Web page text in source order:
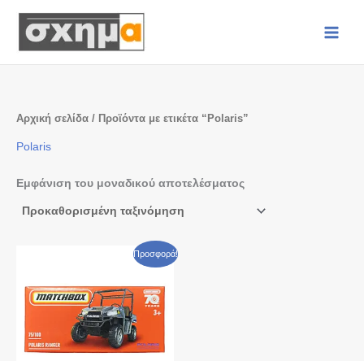
περιεχόμενο
Αρχική σελίδα / Προϊόντα με ετικέτα “Polaris”
Polaris
Εμφάνιση του μοναδικού αποτελέσματος
Προσφορά!
€ 3,80.είναι:
€ 2,50.